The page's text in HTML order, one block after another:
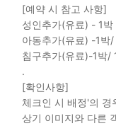
[예약 시 참고 사항]
성인추가(유료) - 1
아동추가(유료) -1박
침구추가(유료)-1박/
.
[확인사항]
체크인 시 배정'의 경
상기 이미지와 다른